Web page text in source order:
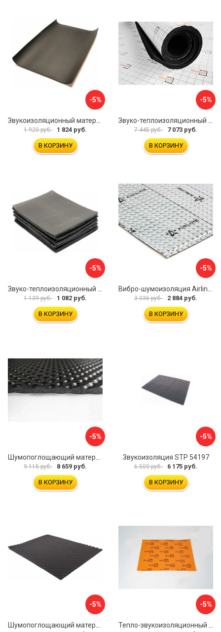
-5%
1 920 руб. 1 824 руб.
В КОРЗИНУ
-5%
7 445 руб. 7 073 руб.
В КОРЗИНУ
-5%
1 139 руб. 1 082 руб.
В КОРЗИНУ
-5%
3 036 руб. 2 884 руб.
В КОРЗИНУ
-5%
9 115 руб. 8 659 руб.
В КОРЗИНУ
-5%
Звукоизоляция STP 54197
6 500 руб. 6 175 руб.
В КОРЗИНУ
-5%
Шумопоглощающий материал Dreamcar Wave 15 WD-15M-S075100P1046
-5%
Тепло-звукоизоляционный материал Шумофф П4В БП000000433